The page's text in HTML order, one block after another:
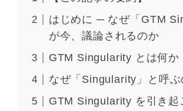
はじめに ─ なぜ「GTM
が今、議論されるのか
GTM Singularity とは何か
なぜ「Singularity」と呼ぶ
GTM Singularity を引き起